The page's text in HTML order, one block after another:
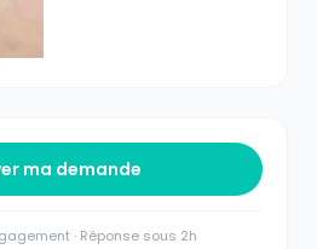
ma demande
· Réponse sous 2h